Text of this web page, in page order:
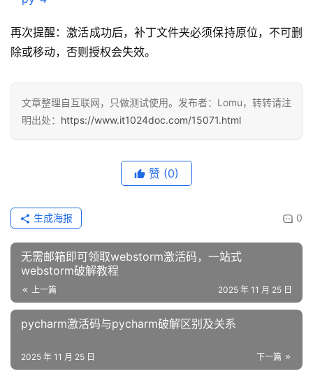
再次提醒：激活成功后，补丁文件夹必须保持原位，不可删
除或移动，否则授权会失效。
文章整理自互联网，只做测试使用。发布者：Lomu，转转请注
明出处： https://www.it1024doc.com/15071.html
赞 (0)
0
生成海报
无需邮箱即可领取webstorm激活码，一站式
webstorm破解教程
上一篇 2025 年 11 月 25 日
pycharm激活码与pycharm破解区别及关系
下一篇
2025 年 11 月 25 日